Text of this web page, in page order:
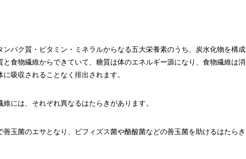
パク質・ビタミン・ミネラルからなる五大栄養素のうち、炭水化物を構成
食物繊維からできていて、糖質は体のエネルギー源になり、食物繊維は消
吸収されることなく排出されます。
には、それぞれ異なるはたらきがあります。
善玉菌のエサとなり、ビフィズス菌や酪酸菌などの善玉菌を助けるはたらき